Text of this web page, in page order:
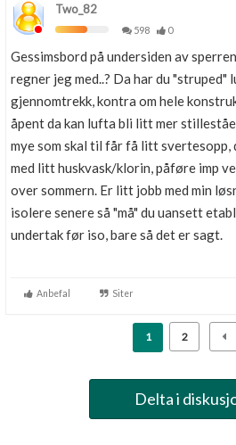
Two_82
598
0
Gessimsbord på undersiden av
regner jeg med..? Da har du "struped"
gjennomtrekk, kontra om hele
åpent da kan lufta bli litt mer
mye som skal til får få litt svertesopp,
med litt huskvask/klorin, påføre imp
over sommern. Er litt jobb med min
isolere senere så "må" du uansett
undertak før iso, bare så det er sagt.
Anbefal Siter
1 2
Delta i